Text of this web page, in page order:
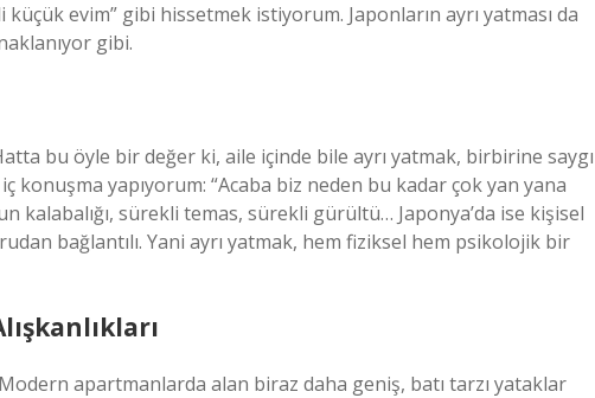
evim” gibi hissetmek istiyorum. Japonların ayrı yatması da
gibi.
bu öyle bir değer ki, aile içinde bile ayrı yatmak, birbirine saygı
konuşma yapıyorum: “Acaba biz neden bu kadar çok yan yana
kalabalığı, sürekli temas, sürekli gürültü… Japonya’da ise kişisel
bağlantılı. Yani ayrı yatmak, hem fiziksel hem psikolojik bir
apartmanlarda alan biraz daha geniş, batı tarzı yataklar